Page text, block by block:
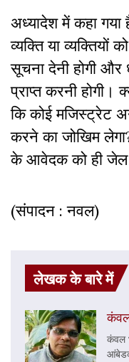
अध्यादेश में कहा गया
व्यक्ति या व्यक्तियों
सूचना देनी होगी
प्राप्त करनी होगी।
कि कोई मजिस्ट्रेट
करने का जोखिम
के आवेदक को ही जेल
(संपादन : नवल)
लेखक के बारे में
कंवल
कंवल